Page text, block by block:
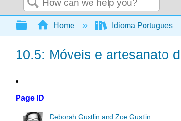
Search
Expand/collapse global
Home Idioma Portugues
10.5: Móveis e artesanato
Page ID
Deborah Gustlin and Zoe Gustlin